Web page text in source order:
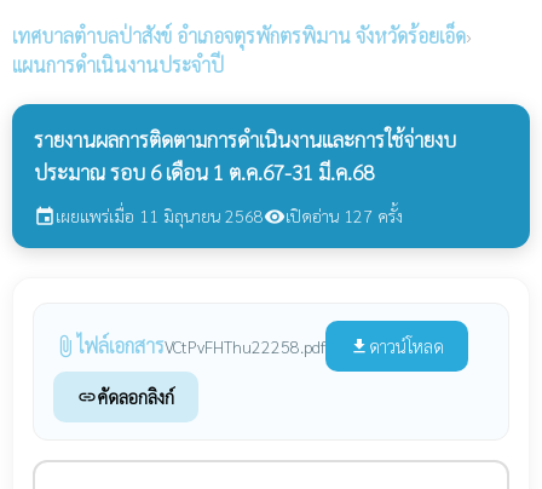
เทศบาลตำบลป่าสังข์ อำเภอจตุรพักตรพิมาน จังหวัดร้อยเอ็ด›
แผนการดำเนินงานประจำปี
รายงานผลการติดตามการดำเนินงานและการใช้จ่ายงบ
ประมาณ รอบ 6 เดือน 1 ต.ค.67-31 มี.ค.68
eventเผยแพร่เมื่อ 11 มิถุนายน 2568visibilityเปิดอ่าน 127 ครั้ง
attach_file ไฟล์เอกสารVCtPvFHThu22258.pdf file_download ดาวน์โหลด
linkคัดลอกลิงก์